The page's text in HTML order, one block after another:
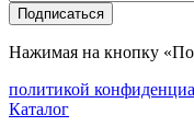
Подписаться
Нажимая на кнопку
политикой
Каталог